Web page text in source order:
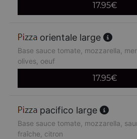
17.95€
orientale large
Base sauce tomate, mozzarella,
olives, oeuf
17.95€
pacifico large
Base sauce tomate, mozzarella,
fraîche, citron